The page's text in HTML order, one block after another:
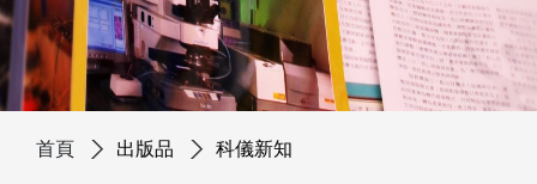
首頁 出版品 科儀新知